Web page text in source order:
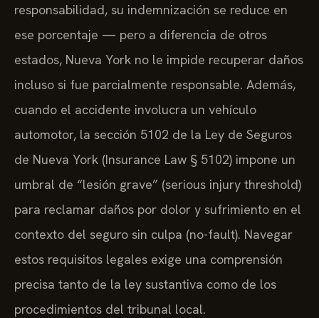
responsabilidad, su indemnización se reduce en
ese porcentaje — pero a diferencia de otros
estados, Nueva York no le impide recuperar daños
incluso si fue parcialmente responsable. Además,
cuando el accidente involucra un vehículo
automotor, la sección 5102 de la Ley de Seguros
de Nueva York (Insurance Law § 5102) impone un
umbral de “lesión grave” (serious injury threshold)
para reclamar daños por dolor y sufrimiento en el
contexto del seguro sin culpa (no-fault). Navegar
estos requisitos legales exige una comprensión
precisa tanto de la ley sustantiva como de los
procedimientos del tribunal local.